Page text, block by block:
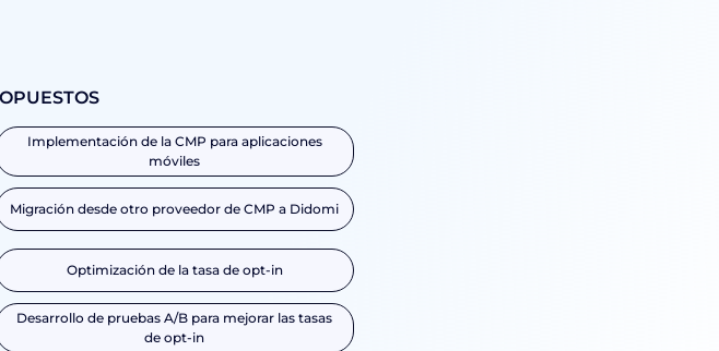
Implementación de la CMP para aplicaciones
móviles
Migración desde otro proveedor de CMP a Didomi
Optimización de la tasa de opt-in
Desarrollo de pruebas A/B para mejorar las tasas
de opt-in